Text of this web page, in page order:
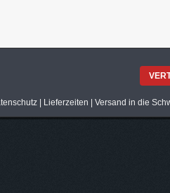
| Lieferzeiten Versand in die